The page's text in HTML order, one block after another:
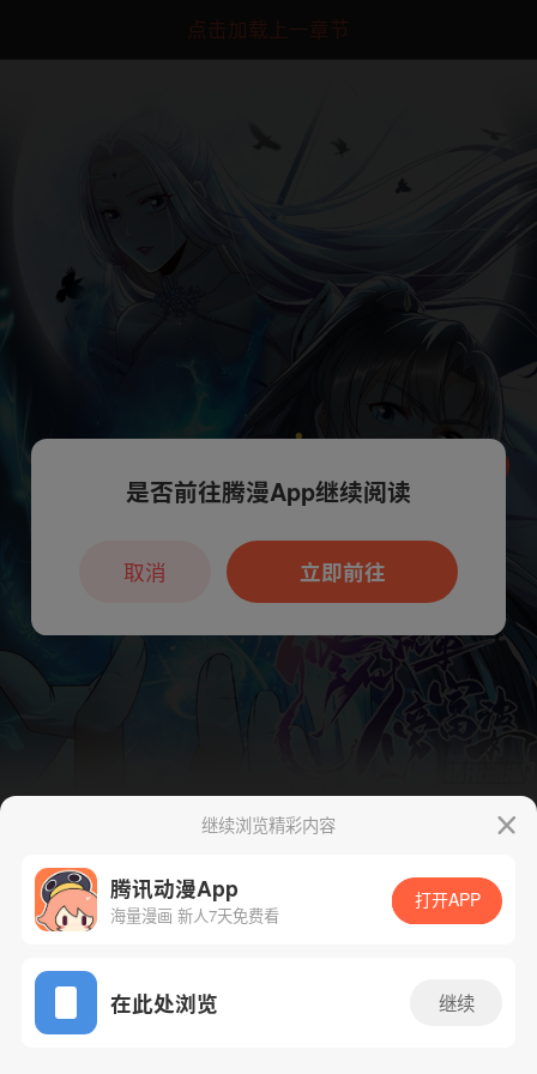
点击加载上一章节
App免费看
继续浏览精彩内容
腾讯动漫App
海量漫画 新人7天免费看
打开APP
在此处浏览 继续
本章节仅支持App阅读，可打开App新用
户7天免费看
是否前往腾漫App继续阅读
立即前往
取消